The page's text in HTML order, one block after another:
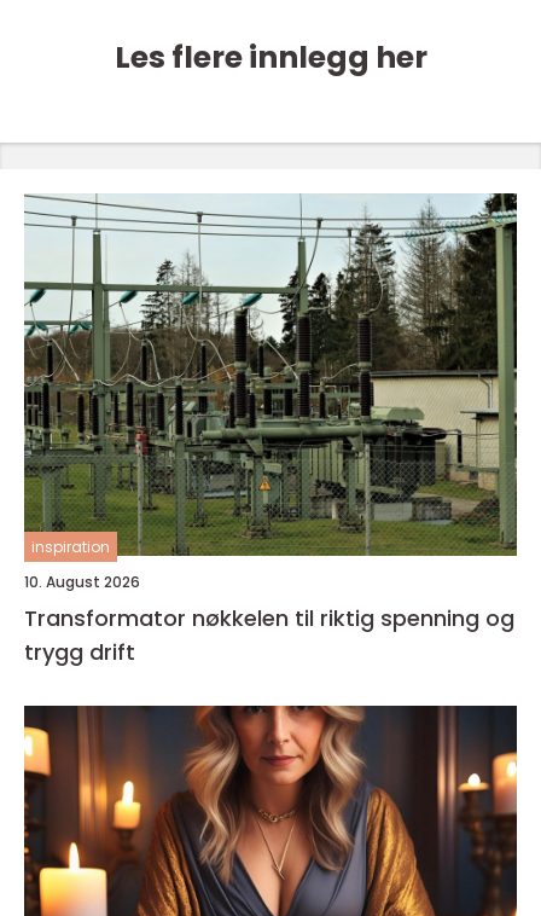
Les flere innlegg her
inspiration
10. August 2026
Transformator nøkkelen til riktig spenning og
trygg drift